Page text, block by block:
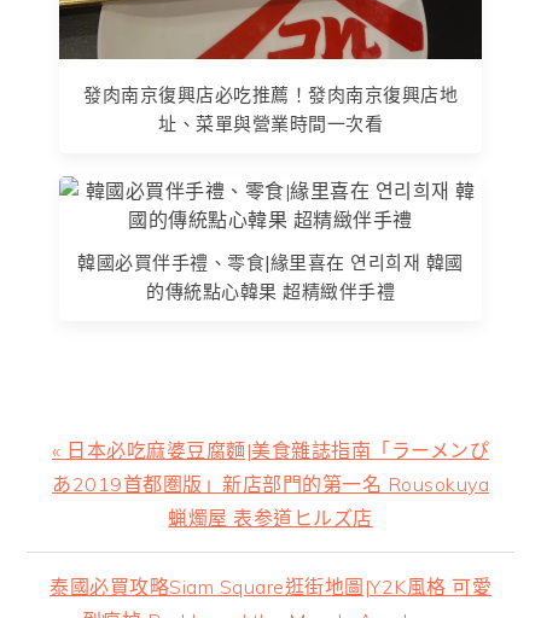
發肉南京復興店必吃推薦！發肉南京復興店地
址、菜單與營業時間一次看
韓國必買伴手禮、零食|緣里喜在 연리희재 韓國
的傳統點心韓果 超精緻伴手禮
上
一
文
章:
« 日本必吃麻婆豆腐麵|美食雜誌指南「ラーメンぴ
あ2019首都圏版」新店部門的第一名 Rousokuya
蝋燭屋 表参道ヒルズ店
下
泰國必買攻略Siam Square逛街地圖|Y2K風格 可愛